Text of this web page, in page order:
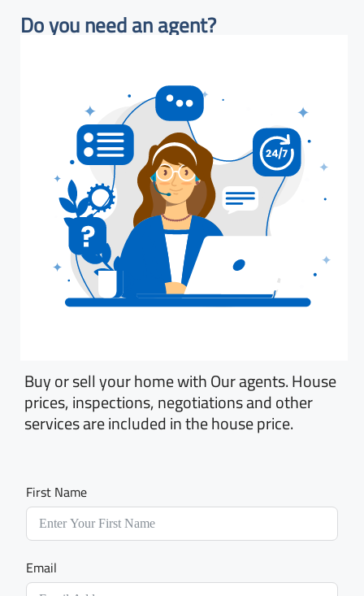
Do you need an agent?​
Buy or sell your home with Our agents. House
prices, inspections, negotiations and other
services are included in the house price.
First Name
Email